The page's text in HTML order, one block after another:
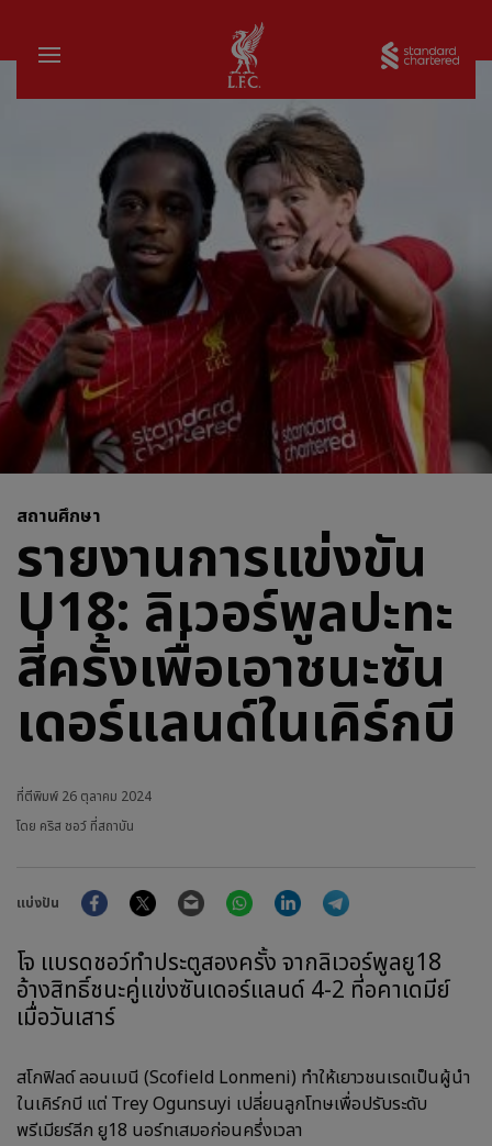
บ้าน
สถานศึกษา
รายงานการแข่งขัน
U18: ลิเวอร์พูลปะทะ
สี่ครั้งเพื่อเอาชนะซัน
เดอร์แลนด์ในเคิร์กบี
ที่ตีพิมพ์ 26 ตุลาคม 2024
โดย คริส ชอว์ ที่สถาบัน
แบ่งปัน
FacebookTwitter Email WhatsAppLinkedIn
โจ แบรดชอว์ทำประตูสองครั้ง จากลิเวอร์พูลยู18
อ้างสิทธิ์ชนะคู่แข่งซันเดอร์แลนด์ 4-2 ที่อคาเดมีย์
เมื่อวันเสาร์
สโกฟิลด์ ลอนเมนี (Scofield Lonmeni) ทำให้เยาวชนเรดเป็นผู้นำ
ในเคิร์กบี แต่ Trey Ogunsuyi เปลี่ยนลูกโทษเพื่อปรับระดับ
พรีเมียร์ลีก ยู18 นอร์ทเสมอก่อนครึ่งเวลา